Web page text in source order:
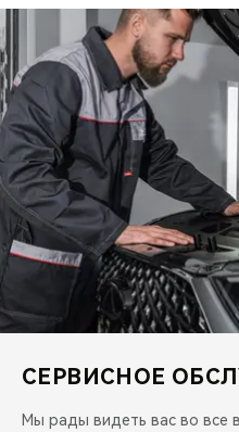
СЕДАНЫ
НОВИНКИ
CHERY CONNECT
ЛЮДИ CHERY
БЛАГОТВОРИТЕЛЬНОСТЬ
CHERY REMOTE
CHERY И СПОРТ
НАШИ МЕРОПРИЯТИЯ
ВИДЕООБЗОРЫ
CHERY ДЛЯ ДЕТЕЙ
СЕРВИСНОЕ
Мы рады видеть вас во все